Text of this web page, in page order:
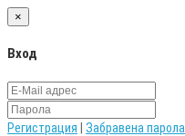
×
Вход
Регистрация Забравена парола